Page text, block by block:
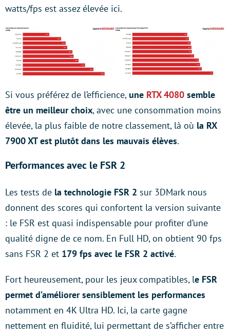
watts/fps est assez élevée ici.
Si vous préférez de l’efficience, une RTX 4080 semble
être un meilleur choix, avec une consommation moins
élevée, la plus faible de notre classement, là où la RX
7900 XT est plutôt dans les mauvais élèves.
Performances avec le FSR 2
Les tests de la technologie FSR 2 sur 3DMark nous
donnent des scores qui confortent la version suivante
: le FSR est quasi indispensable pour profiter d’une
qualité digne de ce nom. En Full HD, on obtient 90 fps
sans FSR 2 et 179 fps avec le FSR 2 activé.
Fort heureusement, pour les jeux compatibles, le FSR
permet d’améliorer sensiblement les performances
notamment en 4K Ultra HD. Ici, la carte gagne
nettement en fluidité, lui permettant de s’afficher entre